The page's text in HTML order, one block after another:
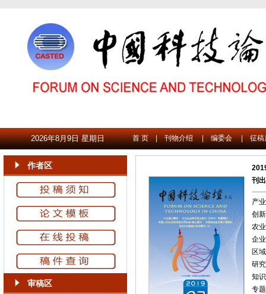
2026年8月9日 星期日 首 页 | 刊物介绍 | 编委会 | 征稿
作者区
审稿区
刊
产
创
农
企
区
研
知
专